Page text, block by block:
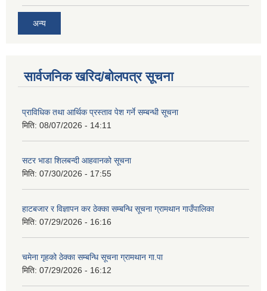
अन्य
सार्वजनिक खरिद/बोलपत्र सूचना
प्राविधिक तथा आर्थिक प्रस्ताव पेश गर्ने सम्बन्धी सूचना
मिति: 08/07/2026 - 14:11
सटर भाडा शिलबन्दी आहवानको सूचना
मिति: 07/30/2026 - 17:55
हाटबजार र विज्ञापन कर ठेक्का सम्बन्धि सूचना ग्रामथान गाउँपालिका
मिति: 07/29/2026 - 16:16
चमेना गृहको ठेक्का सम्बन्धि सूचना ग्रामथान गा.पा
मिति: 07/29/2026 - 16:12